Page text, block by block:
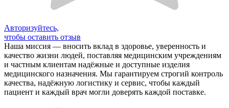
Авторизуйтесь,
чтобы оставить отзыв
Наша миссия — вносить вклад в здоровье, уверенность и
качество жизни людей, поставляя медицинским учреждениям
и частным клиентам надёжные и доступные изделия
медицинского назначения. Мы гарантируем строгий контроль
качества, надёжную логистику и сервис, чтобы каждый
пациент и каждый врач могли доверять каждой поставке.